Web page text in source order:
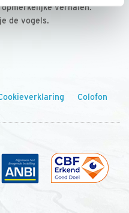
verhalen.
de vogels.
Colofon